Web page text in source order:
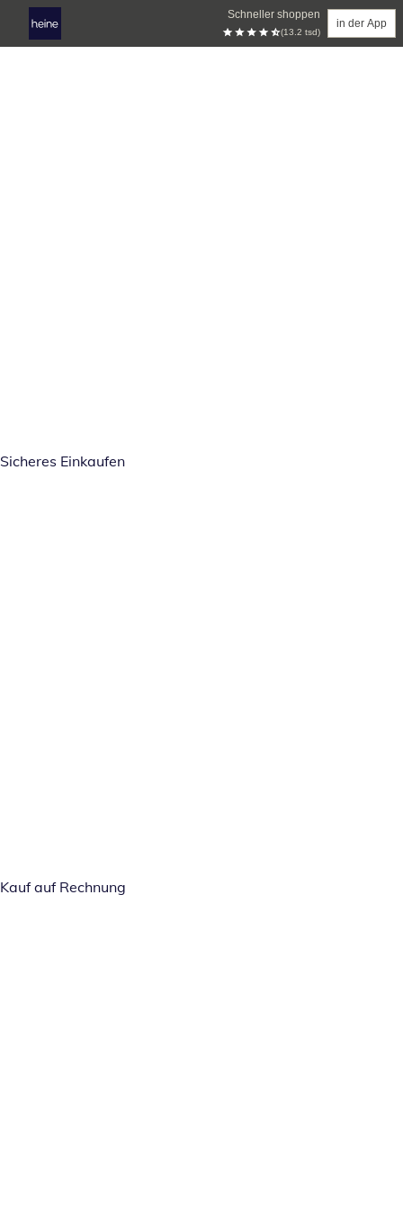
Schneller shoppen
(13.2 tsd)
in der App
Sicheres Einkaufen
Kauf auf Rechnung